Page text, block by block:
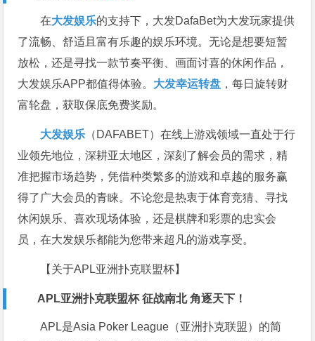
在大发娱乐的支持下，大发DafaBet为大发玩家提供
了流畅、舒适且富有乐趣的娱乐环境。无论是想要短暂
放松，还是寻找一款节奏平衡、画面讨喜的休闲作品，
大发娱乐APP都值得体验。 大发幸运转盘 ，每日旋转财
富轮盘，获取保底免费奖励。
大发娱乐 （DAFABET）在线上游戏领域一直处于行
业领先地位，深耕亚太地区，深刻了解会员的需求，精
准把握市场趋势，凭借种类繁多的游戏和卓越的服务赢
得了广大会员的青睐。不论您是热衷于体育竞猜、寻找
休闲娱乐、喜欢现场体验，还是棋牌和彩票的忠实会
员，在大发娱乐都能为您带来超凡的游戏享受。
【关于APL亚洲扑克联盟杯】
APL亚洲扑克联盟杯 征战南北 角逐天下！
APL是Asia Poker League（亚洲扑克联盟）的简